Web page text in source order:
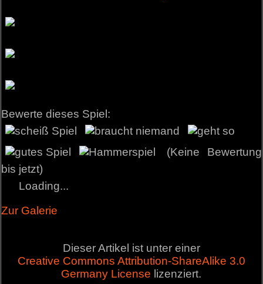
Bewerte dieses Spiel:
(Keine Bewertung
bis jetzt)
Loading...
Zur Galerie
Dieser Artikel ist unter einer
Creative Commons Attribution-ShareAlike 3.0
Germany License lizenziert.